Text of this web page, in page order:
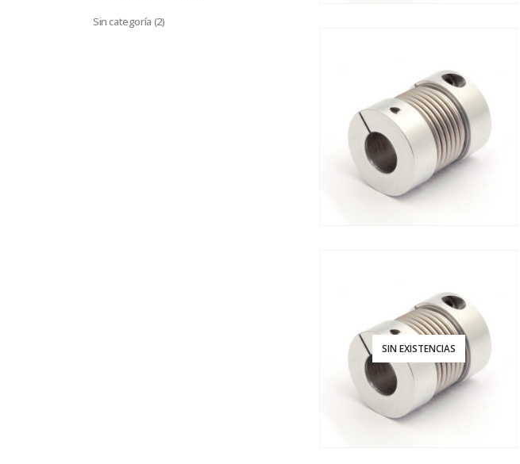
SIN EXISTENCIAS
Sin categoría 22